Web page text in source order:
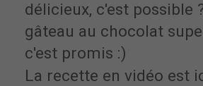
délicieux, c'est possible
gâteau au chocolat
c'est promis :)
La recette en vidéo est